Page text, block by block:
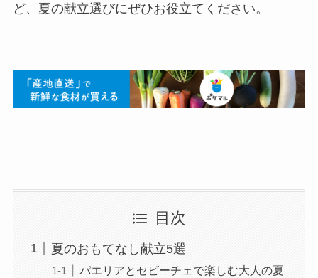
ど、夏の献立選びにぜひお役立てください。
目次
夏のおもてなし献立5選
パエリアとセビーチェで楽しむ大人の夏